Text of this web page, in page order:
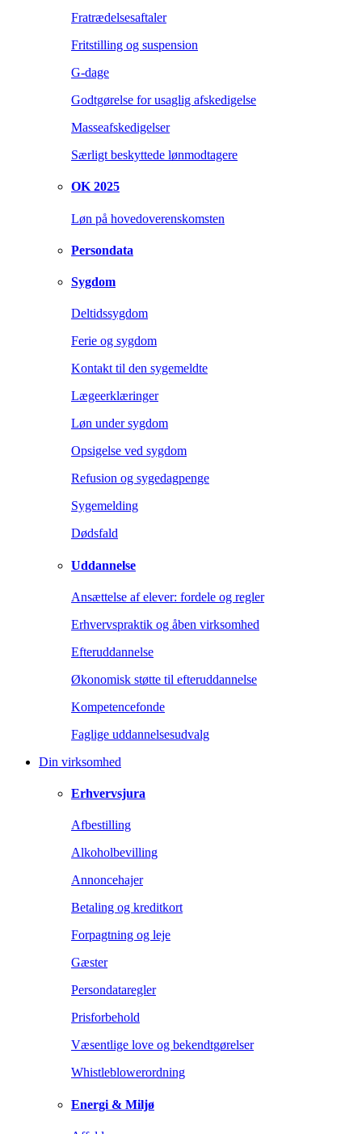
Fratrædelsesaftaler
Fritstilling og suspension
G-dage
Godtgørelse for usaglig afskedigelse
Masseafskedigelser
Særligt beskyttede lønmodtagere
OK 2025
Løn på hovedoverenskomsten
Persondata
Sygdom
Deltidssygdom
Ferie og sygdom
Kontakt til den sygemeldte
Lægeerklæringer
Løn under sygdom
Opsigelse ved sygdom
Refusion og sygedagpenge
Sygemelding
Dødsfald
Uddannelse
Ansættelse af elever: fordele og regler
Erhvervspraktik og åben virksomhed
Efteruddannelse
Økonomisk støtte til efteruddannelse
Kompetencefonde
Faglige uddannelsesudvalg
Din virksomhed
Erhvervsjura
Afbestilling
Alkoholbevilling
Annoncehajer
Betaling og kreditkort
Forpagtning og leje
Gæster
Persondataregler
Prisforbehold
Væsentlige love og bekendtgørelser
Whistleblowerordning
Energi & Miljø